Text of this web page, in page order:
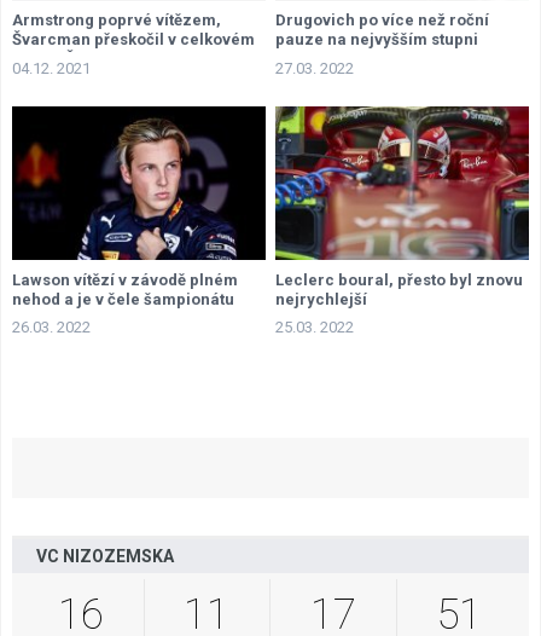
Armstrong poprvé vítězem,
Švarcman přeskočil v celkovém
pořadí Žoua
04.12. 2021
Drugovich po více než roční
pauze na nejvyšším stupni
27.03. 2022
Lawson vítězí v závodě plném
nehod a je v čele šampionátu
26.03. 2022
Leclerc boural, přesto byl znovu
nejrychlejší
25.03. 2022
VC NIZOZEMSKA
16 11 17 49